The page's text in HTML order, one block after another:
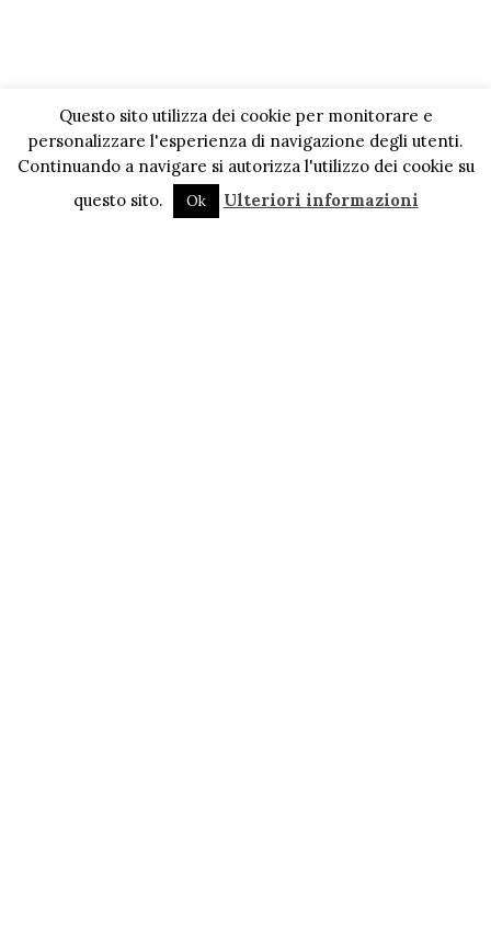
Questo sito utilizza dei cookie per monitorare e
personalizzare l'esperienza di navigazione degli utenti.
Continuando a navigare si autorizza l'utilizzo dei cookie su
questo sito.
Ok Ulteriori informazioni